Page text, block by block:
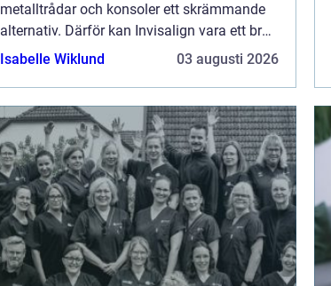
metalltrådar och konsoler ett skrämmande
alternativ. Därför kan Invisalign vara ett bra
alternativ, eftersom det är...
Isabelle Wiklund 03 augusti 2026